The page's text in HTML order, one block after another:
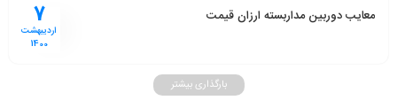
7
اردیبهشت
1400
معایب دوربین مداربسته ارزان قیمت
بارگذاری بیشتر